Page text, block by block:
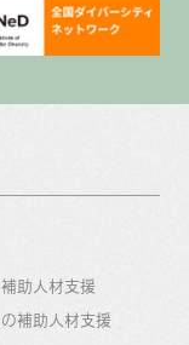
助人材支援
補助人材支援